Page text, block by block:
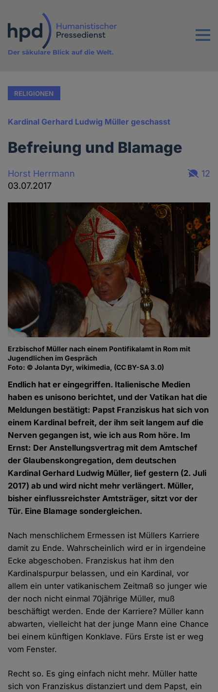
Inhalt
Menu
Der säkulare Blick auf die Welt.
RELIGIONEN
Kardinal Gerhard Ludwig Müller geschasst
Befreiung und Blamage
Horst Herrmann
03.07.2017
12
Erzbischof Müller nach einem Pontifikalamt in Rom mit
Jugendlichen im Gespräch
Foto: © Jolanta Dyr, wikimedia, (CC BY-SA 3.0)
Endlich hat er eingegriffen. Italienische Medien
haben es unisono berichtet, und der Vatikan hat die
Meldungen bestätigt: Papst Franziskus hat sich von
einem Kardinal befreit, der ihm seit langem auf die
Nerven gegangen ist, wie ich aus Rom höre. Im
Ernst: Der Anstellungsvertrag mit dem Amtschef
der Glaubenskongregation, dem deutschen
Kardinal Gerhard Ludwig Müller, lief gestern (2. Juli
2017) ab und wird nicht mehr verlängert. Müller,
bisher einflussreichster Amtsträger, sitzt vor der
Tür. Eine Blamage sondergleichen.
Nach menschlichem Ermessen ist Müllers Karriere
damit zu Ende. Wahrscheinlich wird er in irgendeine
Ecke abgeschoben. Franziskus hat ihm den
Kardinalspurpur belassen, und ein Kardinal, vor
allem ein unter vatikanischem Zeitmaß so junger wie
der noch nicht einmal 70jährige Müller, muß
beschäftigt werden. Ende der Karriere? Müller kann
abwarten, vielleicht hat der junge Mann eine Chance
bei einem künftigen Konklave. Fürs Erste ist er weg
vom Fenster.
Recht so. Es ging einfach nicht mehr. Müller hatte
sich von Franziskus distanziert und dem Papst, ein